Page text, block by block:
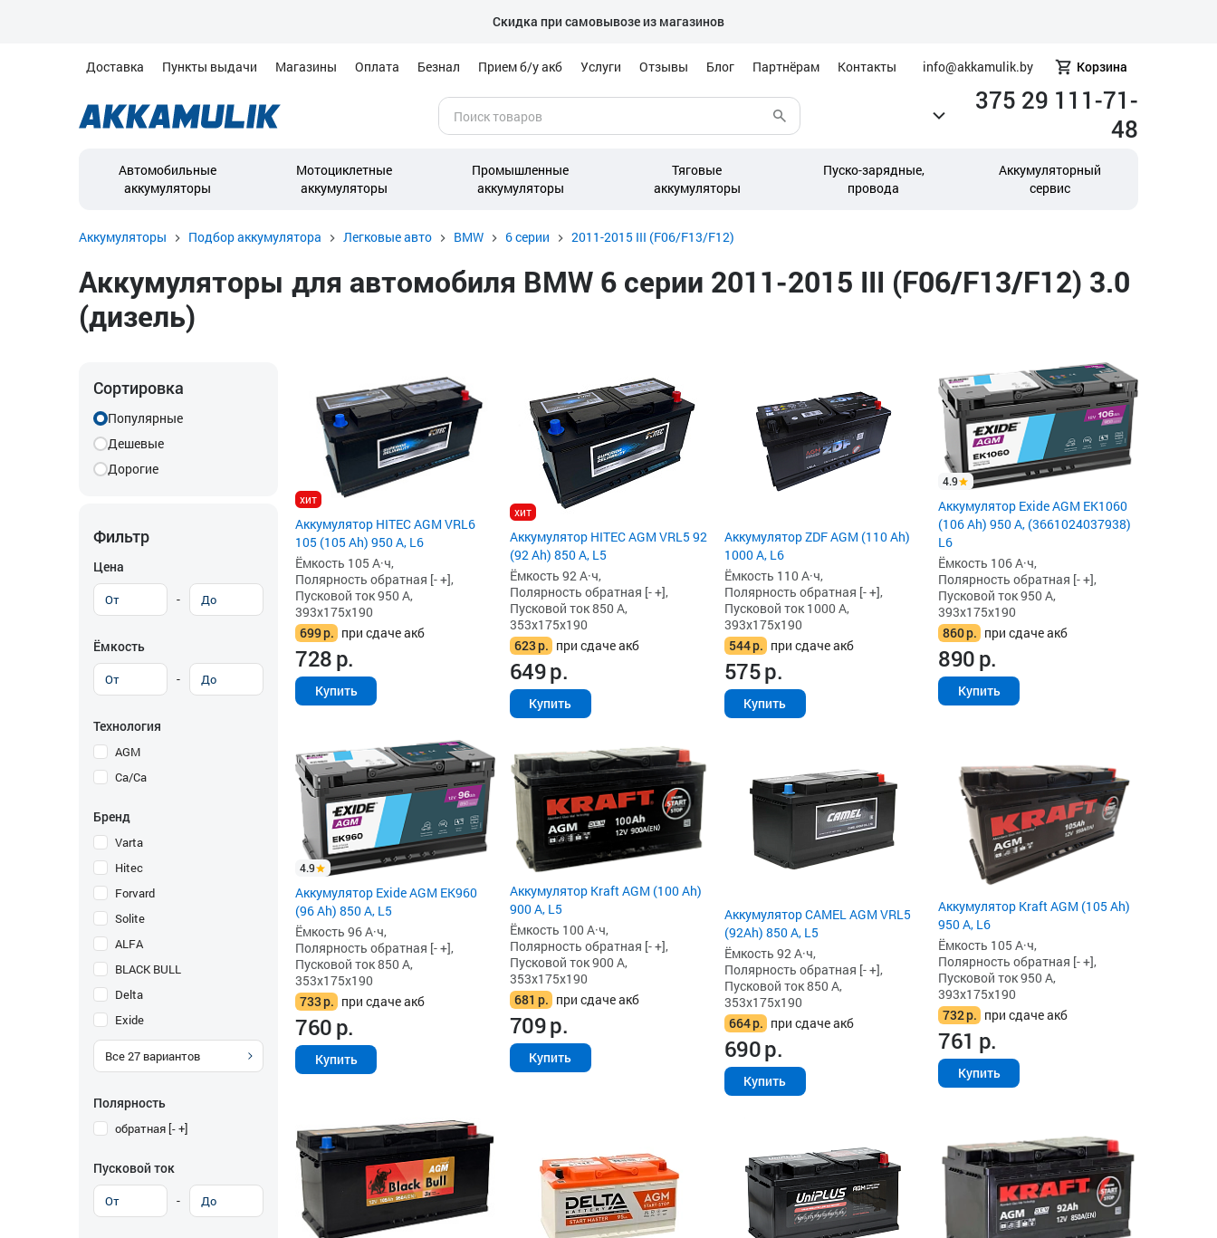
Скидка при самовывозе из магазинов
Доставка Пункты выдачи Магазины Оплата Безнал Прием б/у акб Услуги Отзывы Блог Партнёрам Контакты info@akkamulik.by Корзина
375 29 111-71-
48
Автомобильные
аккумуляторы
Мотоциклетные
аккумуляторы
Промышленные
аккумуляторы
Тяговые
аккумуляторы
Пуско-зарядные,
провода
Аккумуляторный
сервис
Аккумуляторы Подбор аккумулятора Легковые авто BMW 6 серии 2011-2015 III (F06/F13/F12)
Аккумуляторы для автомобиля BMW 6 серии 2011-2015 III (F06/F13/F12) 3.0
(дизель)
Сортировка
Популярные
Дешевые
Дорогие
Фильтр
Цена
-
Ёмкость
-
Технология
AGM
Ca/Ca
Бренд
Varta
Hitec
Forvard
Solite
ALFA
BLACK BULL
Delta
Exide
Все27 вариантов
Полярность
обратная [- +]
Пусковой ток
-
хит
Аккумулятор HITEC AGM VRL6
105 (105 Ah) 950 А, L6
Ёмкость 105 А·ч,
Полярность обратная [- +],
Пусковой ток 950 А,
393x175x190
699р. при сдаче акб
728р.
Купить
хит
Аккумулятор HITEC AGM VRL5 92
(92 Ah) 850 А, L5
Ёмкость 92 А·ч,
Полярность обратная [- +],
Пусковой ток 850 А,
353x175x190
623р. при сдаче акб
649р.
Купить
Аккумулятор ZDF AGM (110 Ah)
1000 А, L6
Ёмкость 110 А·ч,
Полярность обратная [- +],
Пусковой ток 1000 А,
393x175x190
544р. при сдаче акб
575р.
Купить
4.9
Аккумулятор Exide AGM EK1060
(106 Ah) 950 А, (3661024037938)
L6
Ёмкость 106 А·ч,
Полярность обратная [- +],
Пусковой ток 950 А,
393x175x190
860р. при сдаче акб
890р.
Купить
4.9
Аккумулятор Exide AGM EK960
(96 Ah) 850 А, L5
Ёмкость 96 А·ч,
Полярность обратная [- +],
Пусковой ток 850 А,
353x175x190
733р. при сдаче акб
760р.
Купить
Аккумулятор Kraft AGM (100 Ah)
900 А, L5
Ёмкость 100 А·ч,
Полярность обратная [- +],
Пусковой ток 900 А,
353x175x190
681 р. при сдаче акб
709р.
Купить
Аккумулятор CAMEL AGM VRL5
(92Ah) 850 А, L5
Ёмкость 92 А·ч,
Полярность обратная [- +],
Пусковой ток 850 А,
353x175x190
664р. при сдаче акб
690р.
Купить
Аккумулятор Kraft AGM (105 Ah)
950 А, L6
Ёмкость 105 А·ч,
Полярность обратная [- +],
Пусковой ток 950 А,
393x175x190
732р. при сдаче акб
761 р.
Купить